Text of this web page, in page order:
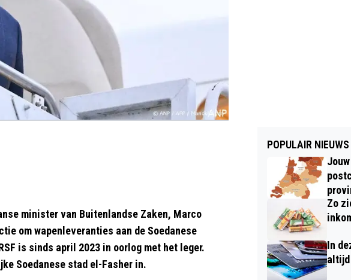
minister van Buitenlandse Zaken, Marco
om wapenleveranties aan de Soedanese
is sinds april 2023 in oorlog met het leger.
Soedanese stad el-Fasher in.
POPULAIR NIEUWS
Zo
In